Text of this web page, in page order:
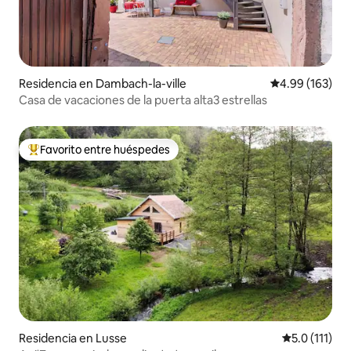
Residencia en Dambach-la-ville Calificación
4.99 (163)
Casa de vacaciones de la puerta alta3 estrellas
De los mejores en Favorito entre huéspedes
Favorito entre huéspedes
Residencia en Lusse Calificación
5.0 (111)